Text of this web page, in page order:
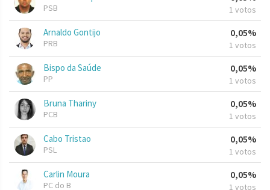
PSB 1 votos
Arnaldo Gontijo
PRB
0,05%
1 votos
Bispo da Saúde
PP
0,05%
1 votos
Bruna Thariny
PCB
0,05%
1 votos
Cabo Tristao
PSL
0,05%
1 votos
Carlin Moura
PC do B
0,05%
1 votos